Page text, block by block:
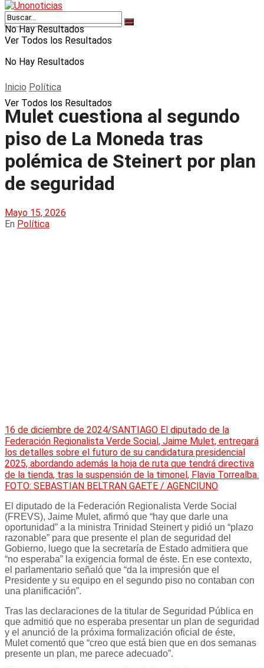
No Hay Resultados
Ver Todos los Resultados
No Hay Resultados
Ver Todos los Resultados
Inicio Política
Mulet cuestiona al segundo
piso de La Moneda tras
polémica de Steinert por plan
de seguridad
Mayo 15, 2026
En Política
16 de diciembre de 2024/SANTIAGO El diputado de la
Federación Regionalista Verde Social, Jaime Mulet, entregará
los detalles sobre el futuro de su candidatura presidencial
2025, abordando además la hoja de ruta que tendrá directiva
de la tienda, tras la suspensión de la timonel, Flavia Torrealba.
FOTO: SEBASTIAN BELTRAN GAETE / AGENCIUNO
El diputado de la Federación Regionalista Verde Social
(FREVS), Jaime Mulet, afirmó que “hay que darle una
oportunidad” a la ministra Trinidad Steinert y pidió un “plazo
razonable” para que presente el plan de seguridad del
Gobierno, luego que la secretaría de Estado admitiera que
“no esperaba” la exigencia formal de éste. En ese contexto,
el parlamentario señaló que “da la impresión que el
Presidente y su equipo en el segundo piso no contaban con
una planificación”.
Tras las declaraciones de la titular de Seguridad Pública en
que admitió que no esperaba presentar un plan de seguridad
y el anunció de la próxima formalización oficial de éste,
Mulet comentó que “creo que está bien que en dos semanas
presente un plan, me parece adecuado”.